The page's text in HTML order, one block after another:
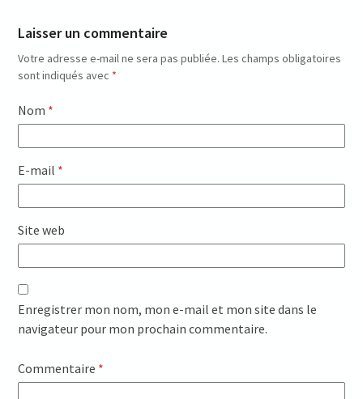
Laisser un commentaire
Votre adresse e-mail ne sera pas publiée. Les champs obligatoires
sont indiqués avec *
Nom *
E-mail *
Site web
Enregistrer mon nom, mon e-mail et mon site dans le
navigateur pour mon prochain commentaire.
Commentaire *